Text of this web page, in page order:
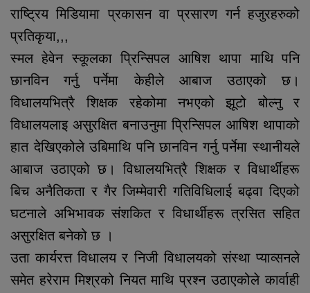
राष्ट्रिय मिडियामा प्रकासन वा प्रसारण गर्न हजुरहरुको
प्रतिकृया,,,
स्मल हेवेन स्कूलका प्रिन्सिपल आषिश थापा माथि पनि
छानविन गर्नु पर्नेमा केहीले आबाज उठाएको छ।
विधालयभित्रै शिक्षक रहेकोमा नभएको झूटो बोल्नु र
विधालयलाइ असुरक्षित बनाउनुमा प्रिन्सिपल आषिश थापाको
हात देखिएकोले उबिमाथि पनि छानविन गर्नु पर्नेमा स्थानीयले
आबाज उठाएको छ। विधालयभित्रै शिक्षक र विधार्थीहरू
बिच अनैतिकता र गैर जिम्मेवारी गतिविधिलाई बढ्वा दिएको
घटनाले अभिभावक संशकित र विधार्थीहरू त्रसित सहित
असुरक्षित बनेको छ ।
उता कार्यरत्त विधालय र निजी विधालयको संस्था प्याव्सनले
समेत हरेराम मिश्रको नियत माथि प्रश्न उठाएकोले कार्वाही